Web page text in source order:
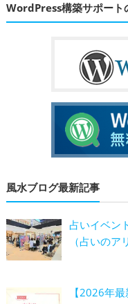
WordPress構築サポート
風水ブログ最新記事
占いイベン
（占いのア
【2026年